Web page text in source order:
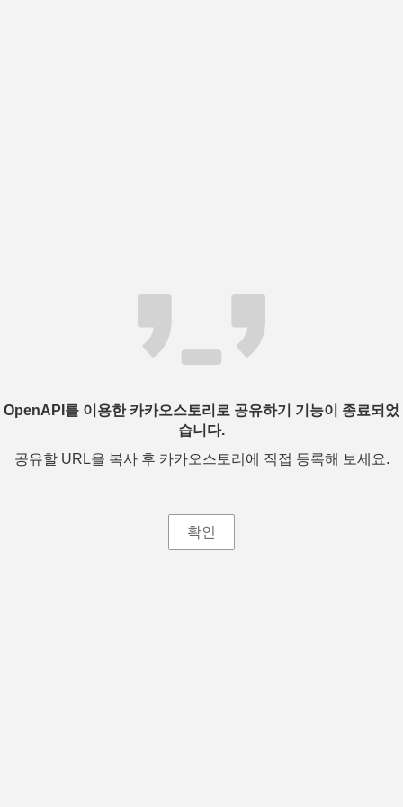
OpenAPI를 이용한 카카오스토리로 공유하기 기능이 종료되었
습니다.
공유할 URL을 복사 후 카카오스토리에 직접 등록해 보세요.
확인